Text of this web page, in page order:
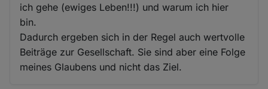
ich gehe (ewiges Leben!!!) und warum ich hier
bin.
Dadurch ergeben sich in der Regel auch wertvolle
Beiträge zur Gesellschaft. Sie sind aber eine Folge
meines Glaubens und nicht das Ziel.